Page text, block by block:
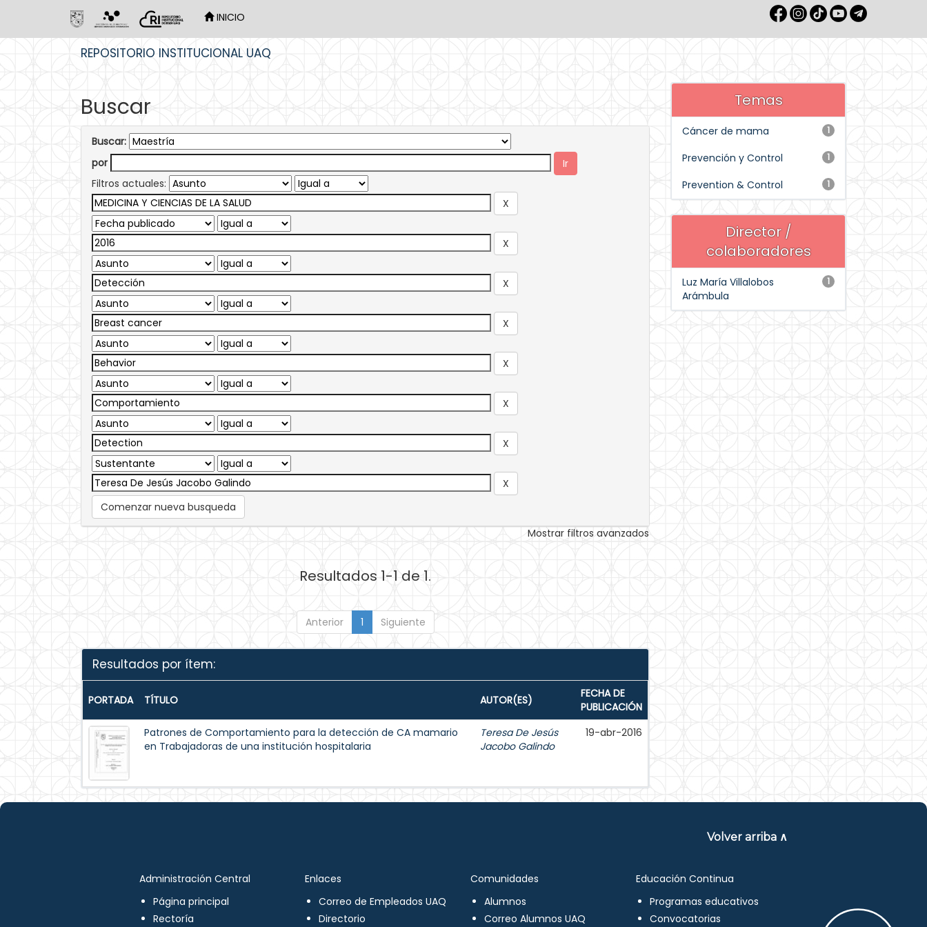
INICIO
REPOSITORIO INSTITUCIONAL UAQ
Buscar
Buscar:
por
Filtros actuales:
Comenzar nueva busqueda
Mostrar filtros avanzados
Resultados 1-1 de 1.
Anterior 1 Siguiente
Resultados por ítem:
PORTADA TÍTULO AUTOR(ES)
FECHA DE
PUBLICACIÓN
Patrones de Comportamiento para la detección de CA mamario
en Trabajadoras de una institución hospitalaria
Teresa De Jesús
Jacobo Galindo
19-abr-2016
Temas
1
Cáncer de mama
1
Prevención y Control
1
Prevention & Control
Director /
colaboradores
1
Luz María Villalobos
Arámbula
Volver arriba ∧
Administración Central
Página principal
Rectoría
Enlaces
Correo de Empleados UAQ
Directorio
Comunidades
Alumnos
Correo Alumnos UAQ
Educación Continua
Programas educativos
Convocatorias